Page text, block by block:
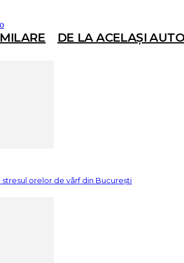
DE LA ACELAȘI
stresul orelor de vârf din București